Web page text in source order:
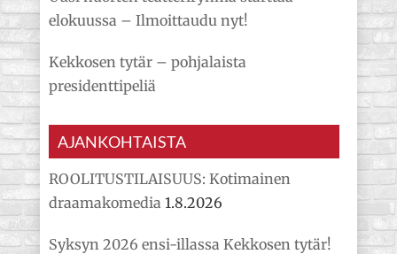
elokuussa – Ilmoittaudu nyt!
Kekkosen tytär – pohjalaista
presidenttipeliä
AJANKOHTAISTA
ROOLITUSTILAISUUS: Kotimainen
draamakomedia 1.8.2026
Syksyn 2026 ensi-illassa Kekkosen tytär!